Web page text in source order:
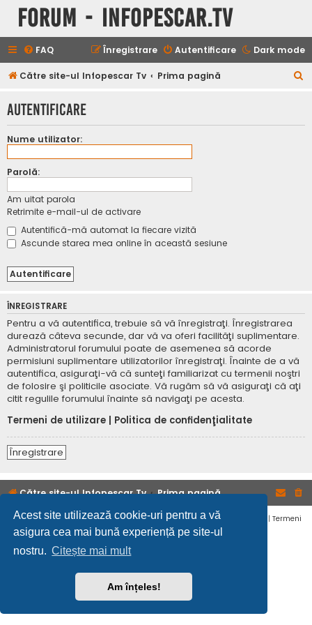
Acest site utilizează cookie-uri pentru a vă
asigura cea mai bună experiență pe site-ul
nostru. Citește mai mult
Am înțeles!
Forum - InfoPescar.Tv
Dark mode
FAQ Autentificare
Înregistrare
Către site-ul Infopescar Tv Prima pagină
t
Autentificare
Nume utilizator:
Parolă:
Am uitat parola
Retrimite e-mail-ul de activare
Autentifică-mă automat la fiecare vizită
Ascunde starea mea online în această sesiune
ÎNREGISTRARE
Pentru a vă autentifica, trebuie să vă înregistraţi. Înregistrarea
durează câteva secunde, dar vă va oferi facilităţi suplimentare.
Administratorul forumului poate de asemenea să acorde
permisiuni suplimentare utilizatorilor înregistraţi. Înainte de a vă
autentifica, asiguraţi-vă că sunteţi familiarizat cu termenii noştri
de folosire şi politicile asociate. Vă rugăm să vă asiguraţi că aţi
citit regulile forumului înainte să navigaţi pe acesta.
Termeni de utilizare
Politica de confidenţialitate
Înregistrare
Către site-ul Infopescar Tv Prima pagină
Confidențialitate | Termeni